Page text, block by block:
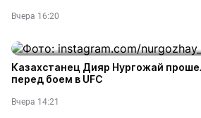
Вчера 16:20
Казахстанец Дияр Нургожай
перед боем в UFC
Вчера 14:21